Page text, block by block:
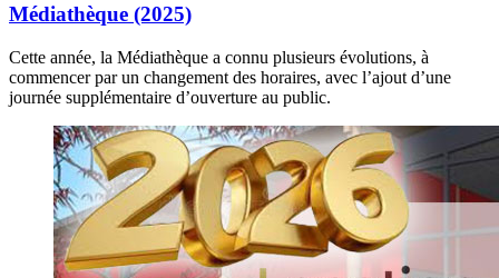
Médiathèque (2025)
Cette année, la Médiathèque a connu plusieurs évolutions, à
commencer par un changement des horaires, avec l’ajout d’une
journée supplémentaire d’ouverture au public.